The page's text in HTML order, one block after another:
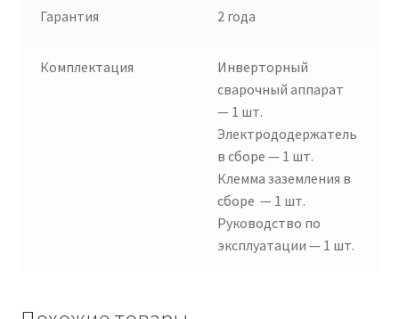
Гарантия 2 года
Комплектация
Инверторный
сварочный аппарат
— 1 шт.
Электрододержатель
в сборе — 1 шт.
Клемма заземления в
сборе — 1 шт.
Руководство по
эксплуатации — 1 шт.